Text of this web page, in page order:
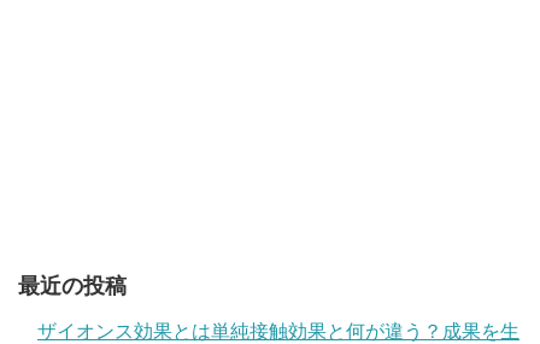
最近の投稿
ザイオンス効果とは単純接触効果と何が違う？成果を生